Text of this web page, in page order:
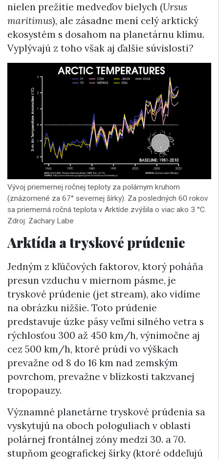
nielen prežitie medveďov bielych (Ursus
maritimus), ale zásadne mení celý arktický
ekosystém s dosahom na planetárnu klímu.
Vyplývajú z toho však aj ďalšie súvislosti?
Vývoj priemernej ročnej teploty za polárnym kruhom
(znázornené za 67° severnej šírky). Za posledných 60 rokov
sa priemerná ročná teplota v Arktíde zvýšila o viac ako 3 °C.
Zdroj: Zachary Labe
Arktída a tryskové prúdenie
Jedným z kľúčových faktorov, ktorý poháňa
presun vzduchu v miernom pásme, je
tryskové prúdenie (jet stream), ako vidíme
na obrázku nižšie. Toto prúdenie
predstavuje úzke pásy veľmi silného vetra s
rýchlosťou 300 až 450 km/h, výnimočne aj
cez 500 km/h, ktoré prúdi vo výškach
prevažne od 8 do 16 km nad zemským
povrchom, prevažne v blízkosti takzvanej
tropopauzy.
Významné planetárne tryskové prúdenia sa
vyskytujú na oboch pologuliach v oblasti
polárnej frontálnej zóny medzi 30. a 70.
stupňom geografickej šírky (ktoré oddeľujú